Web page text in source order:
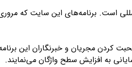
است. برنامه‌های این سایت که مروری
کردن مجریان و خبرنگاران این
به افزایش سطح واژگان می‌نمایند.